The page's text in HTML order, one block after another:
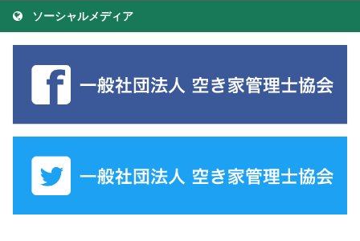
ソーシャルメディア